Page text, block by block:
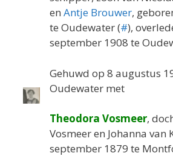
en Antje Brouwer,
te Oudewater (#),
september 1908 te
Gehuwd op 8 augustus
Oudewater met
Theodora Vosmeer,
Vosmeer en Johanna van
september 1879 te